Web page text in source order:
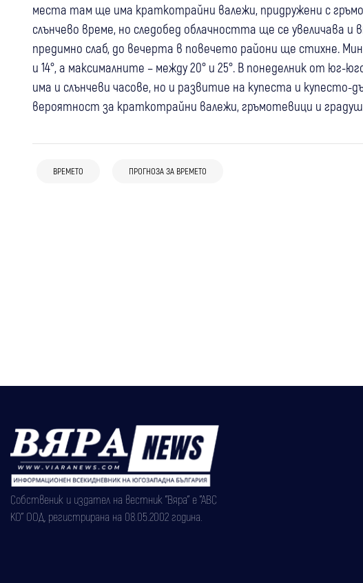
места там ще има краткотрайни валежи, придружени с
слънчево време, но следобед облачността ще се увеличава
предимно слаб, до вечерта в повечето райони ще стихне.
и 14°, а максималните – между 20° и 25°. В понеделник от
има и слънчеви часове, но и развитие на купеста и
вероятност за краткотрайни валежи, гръмотевици и
ВРЕМЕТО ПРОГНОЗА ЗА ВРЕМЕТО
Жегата не отстъпва! До 40 градуса
обявен е оранжев код
Внимание: Жълт код за горещини в
Жълт код за опасни горещини в по-
Собственик и издател на вестник "Вяра" е "АВС
КО" ООД, регистрирана на 08.05.2002 година.